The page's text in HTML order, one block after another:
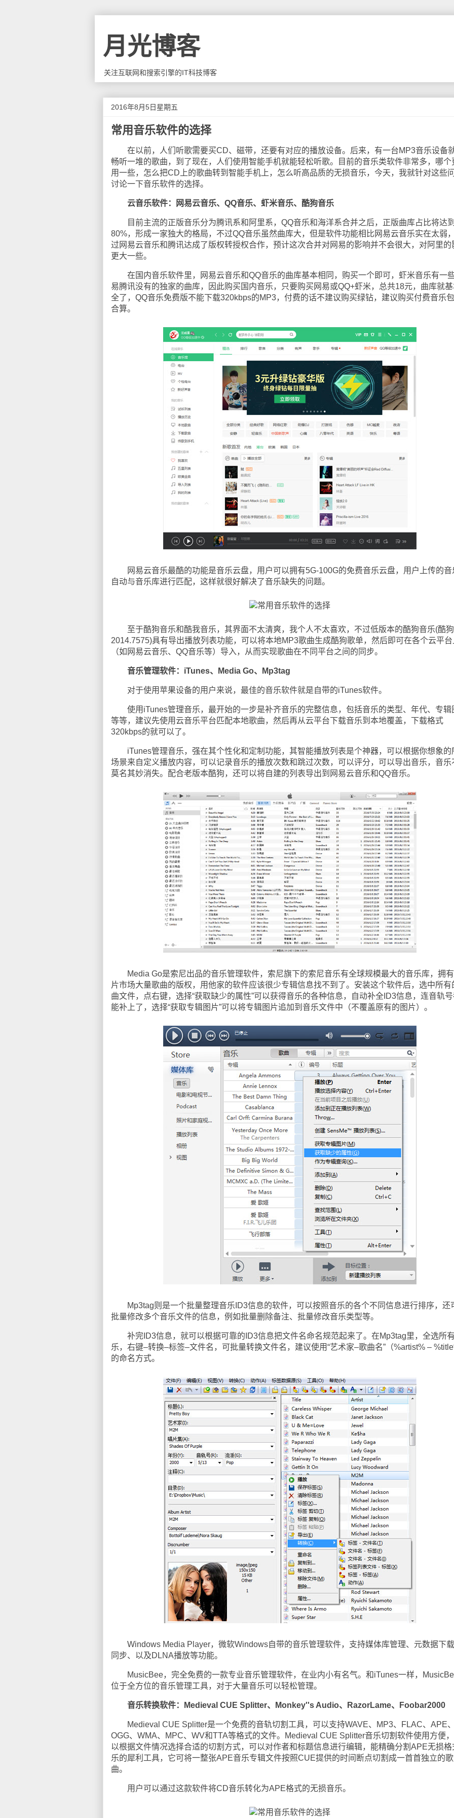
月光博客
关注互联网和搜索引擎的IT科技博客
2016年8月5日星期五
常用音乐软件的选择
在以前，人们听歌需要买CD、磁带，还要有对应的播放设备。后来，有一台MP3音乐设备
畅听一堆的歌曲，到了现在，人们使用智能手机就能轻松听歌。目前的音乐类软件非常多，哪个
用一些，怎么把CD上的歌曲转到智能手机上，怎么听高品质的无损音乐，今天，我就针对这些
讨论一下音乐软件的选择。
云音乐软件：网易云音乐、QQ音乐、虾米音乐、酷狗音乐
目前主流的正版音乐分为腾讯系和阿里系，QQ音乐和海洋系合并之后，正版曲库占比将达
80%，形成一家独大的格局，不过QQ音乐虽然曲库大，但是软件功能相比网易云音乐实在太弱
过网易云音乐和腾讯达成了版权转授权合作，预计这次合并对网易的影响并不会很大，对阿里的
更大一些。
在国内音乐软件里，网易云音乐和QQ音乐的曲库基本相同，购买一个即可，虾米音乐有一
易腾讯没有的独家的曲库，因此购买国内音乐，只要购买网易或QQ+虾米，总共18元，曲库就
全了，QQ音乐免费版不能下载320kbps的MP3，付费的话不建议购买绿钻，建议购买付费音乐
合算。
网易云音乐最酷的功能是音乐云盘，用户可以拥有5G-100G的免费音乐云盘，用户上传的音
自动与音乐库进行匹配，这样就很好解决了音乐缺失的问题。
至于酷狗音乐和酷我音乐，其界面不太清爽，我个人不太喜欢，不过低版本的酷狗音乐(酷狗
2014.7575)具有导出播放列表功能，可以将本地MP3歌曲生成酷狗歌单，然后即可在各个云平台
（如网易云音乐、QQ音乐等）导入，从而实现歌曲在不同平台之间的同步。
音乐管理软件：iTunes、Media Go、Mp3tag
对于使用苹果设备的用户来说，最佳的音乐软件就是自带的iTunes软件。
使用iTunes管理音乐，最开始的一步是补齐音乐的完整信息，包括音乐的类型、年代、专辑
等等，建议先使用云音乐平台匹配本地歌曲，然后再从云平台下载音乐到本地覆盖，下载格式
320kbps的就可以了。
iTunes管理音乐，强在其个性化和定制功能，其智能播放列表是个神器，可以根据你想象的
场景来自定义播放内容，可以记录音乐的播放次数和跳过次数，可以评分，可以导出音乐，音乐
莫名其妙消失。配合老版本酷狗，还可以将自建的列表导出到网易云音乐和QQ音乐。
Media Go是索尼出品的音乐管理软件，索尼旗下的索尼音乐有全球规模最大的音乐库，拥
片市场大量歌曲的版权，用他家的软件应该很少专辑信息找不到了。安装这个软件后，选中所有
曲文件，点右键，选择“获取缺少的属性”可以获得音乐的各种信息，自动补全ID3信息，连音轨
能补上了，选择“获取专辑图片”可以将专辑图片追加到音乐文件中（不覆盖原有的图片）。
Mp3tag则是一个批量整理音乐ID3信息的软件，可以按照音乐的各个不同信息进行排序，还
批量修改多个音乐文件的信息，例如批量删除备注、批量修改音乐类型等。
补完ID3信息，就可以根据可靠的ID3信息把文件名命名规范起来了。在Mp3tag里，全选所
乐，右键–转换–标签–文件名，可批量转换文件名，建议使用“艺术家–歌曲名”（%artist% –
的命名方式。
Windows Media Player，微软Windows自带的音乐管理软件，支持媒体库管理、元数据下
同步、以及DLNA播放等功能。
MusicBee，完全免费的一款专业音乐管理软件，在业内小有名气。和iTunes一样，
位于全方位的音乐管理工具，对于大量音乐可以轻松管理。
音乐转换软件：Medieval CUE Splitter、Monkey''s Audio、RazorLame、Foobar2000
Medieval CUE Splitter是一个免费的音轨切割工具，可以支持WAVE、MP3、FLAC、APE
OGG、WMA、MPC、WV和TTA等格式的文件。Medieval CUE Splitter音乐切割软件使用方便
以根据文件情况选择合适的切割方式，可以对作者和标题信息进行编辑，能精确分割APE无损格
乐的犀利工具，它可将一整张APE音乐专辑文件按照CUE提供的时间断点切割成一首首独立的歌
曲。
用户可以通过这款软件将CD音乐转化为APE格式的无损音乐。